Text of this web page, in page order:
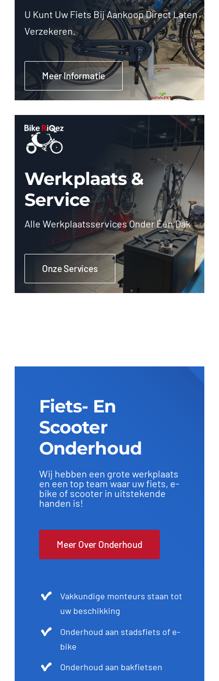
U Kunt Uw Fiets Bij Aankoop Direct Laten
Verzekeren.
Meer Informatie
Werkplaats &
Service
Alle Werkplaatsservices Onder Één Dak
Onze Services
Fiets- En
Scooter
Onderhoud
Wij hebben een grote werkplaats
en een top team waar uw fiets, e-
bike of scooter in uitstekende
handen is!
Meer Over Onderhoud
Vakkundige monteurs staan tot
uw beschikking
Onderhoud aan stadsfiets of e-
bike
Onderhoud aan bakfietsen